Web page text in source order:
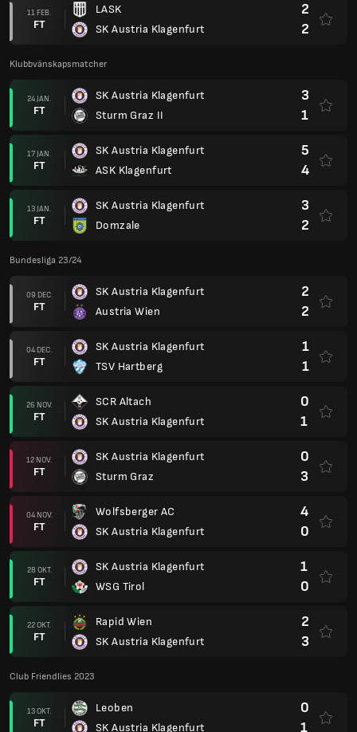
11 FEB.
FT
LASK
SK Austria Klagenfurt
2
2
Klubbvänskapsmatcher
24 JAN.
FT
SK Austria Klagenfurt
Sturm Graz II
3
1
17 JAN.
FT
SK Austria Klagenfurt
ASK Klagenfurt
5
4
13 JAN.
FT
SK Austria Klagenfurt
Domzale
3
2
Bundesliga 23/24
09 DEC.
FT
SK Austria Klagenfurt
Austria Wien
2
2
04 DEC.
FT
SK Austria Klagenfurt
TSV Hartberg
1
1
26 NOV.
FT
SCR Altach
SK Austria Klagenfurt
0
1
12 NOV.
FT
SK Austria Klagenfurt
Sturm Graz
0
3
04 NOV.
FT
Wolfsberger AC
SK Austria Klagenfurt
4
0
28 OKT.
FT
SK Austria Klagenfurt
WSG Tirol
1
0
22 OKT.
FT
Rapid Wien
SK Austria Klagenfurt
2
3
Club Friendlies 2023
13 OKT.
FT
Leoben
SK Austria Klagenfurt
0
1